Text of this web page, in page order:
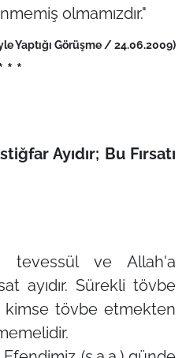
olmamızdır."
Yaptığı Görüşme / 24.06.2009)
* *
Ayıdır; Bu Fırsatı
tevessül ve Allah'a
ayıdır. Sürekli tövbe
kimse tövbe etmekten